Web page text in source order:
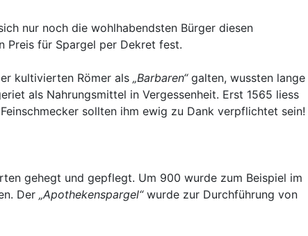
nur noch die wohlhabendsten Bürger diesen
Preis für Spargel per Dekret fest.
kultivierten Römer als „Barbaren“galten, wussten lange
als Nahrungsmittel in Vergessenheit. Erst 1565 liess
sollten ihm ewig zu Dank verpflichtet sein!
gehegt und gepflegt. Um 900 wurde zum Beispiel im
Der „Apothekenspargel“wurde zur Durchführung von